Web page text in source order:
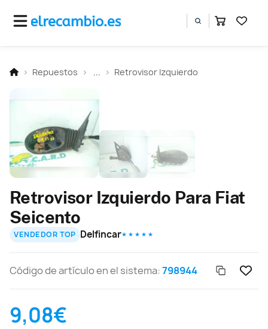
Repuestos Retrovisor Izquierdo
Retrovisor Izquierdo Para Fiat
Seicento
VENDEDOR TOP Delfincar★ ★ ★ ★ ★
Código de artículo en el sistema:798944
9,08€